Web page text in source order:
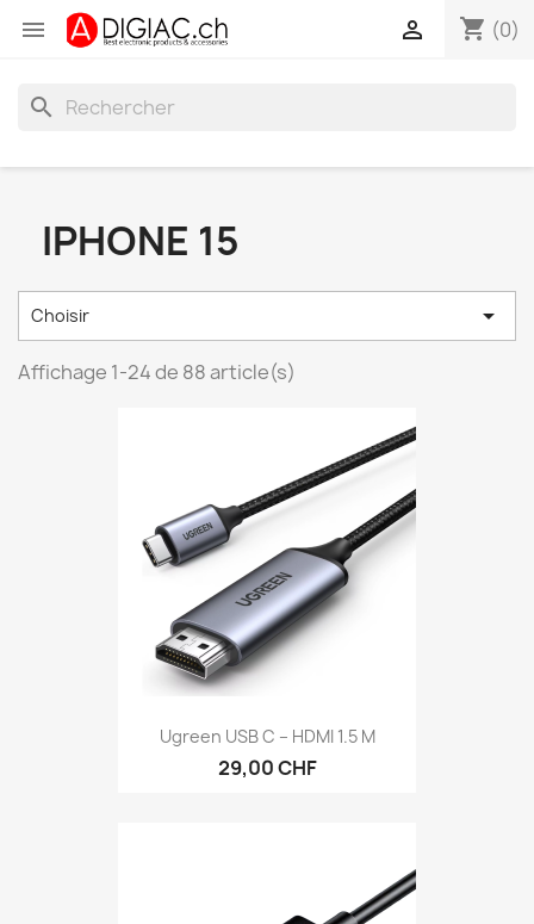
 shopping_cart (0)

search
IPHONE 15
Choisir 
Affichage 1-24 de 88 article(s)
Ugreen USB C – HDMI 1.5 M
29,00 CHF